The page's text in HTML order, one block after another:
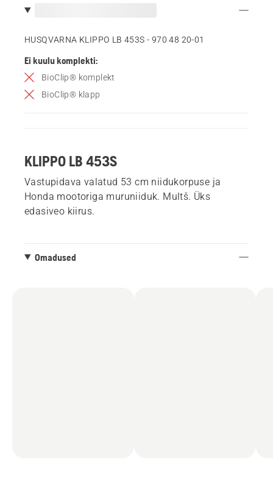
HUSQVARNA KLIPPO LB 453S - 970 48 20‑01
Ei kuulu komplekti:
BioClip® komplekt
BioClip® klapp
KLIPPO LB 453S
Vastupidava valatud 53 cm niidukorpuse ja
Honda mootoriga muruniiduk. Multš. Üks
edasiveo kiirus.
Omadused